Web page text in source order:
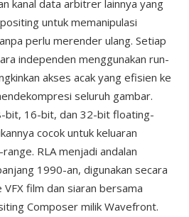
kanal data arbitrer lainnya yang
untuk memanipulasi
perlu merender ulang. Setiap
independen menggunakan run-
akses acak yang efisien ke
seluruh gambar.
bit, 16-bit, dan 32-bit floating-
cocok untuk keluaran
RLA menjadi andalan
1990-an, digunakan secara
film dan siaran bersama
Composer milik Wavefront.